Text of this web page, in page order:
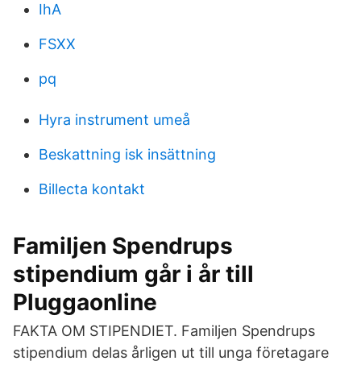
IhA
FSXX
pq
Hyra instrument umeå
Beskattning isk insättning
Billecta kontakt
Familjen Spendrups
stipendium går i år till
Pluggaonline
FAKTA OM STIPENDIET. Familjen Spendrups
stipendium delas årligen ut till unga företagare